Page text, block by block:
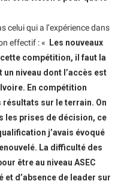
celui qui a l’expérience dans
effectif : «
Les nouveaux
compétition, il faut la
niveau dont l’accès est
En compétition
sur le terrain. On
les prises de décision, ce
j’avais évoqué
La difficulté des
être au niveau ASEC
et d’absence de leader sur